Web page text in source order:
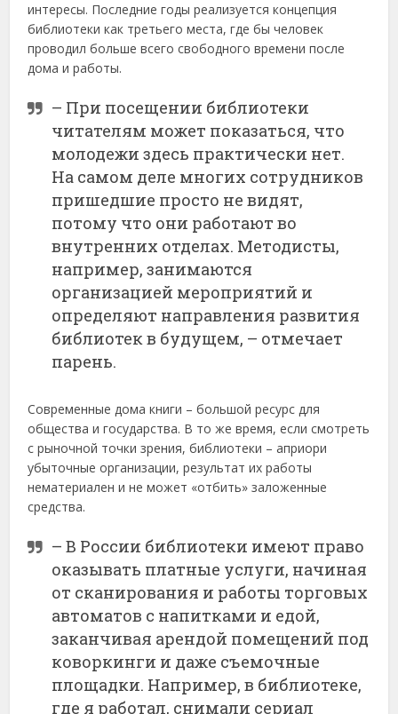
интересы. Последние годы реализуется концепция
библиотеки как третьего места, где бы человек
проводил больше всего свободного времени после
дома и работы.
– При посещении библиотеки
читателям может показаться, что
молодежи здесь практически нет.
На самом деле многих сотрудников
пришедшие просто не видят,
потому что они работают во
внутренних отделах. Методисты,
например, занимаются
организацией мероприятий и
определяют направления развития
библиотек в будущем, – отмечает
парень.
Современные дома книги – большой ресурс для
общества и государства. В то же время, если смотреть
с рыночной точки зрения, библиотеки – априори
убыточные организации, результат их работы
нематериален и не может «отбить» заложенные
средства.
– В России библиотеки имеют право
оказывать платные услуги, начиная
от сканирования и работы торговых
автоматов с напитками и едой,
заканчивая арендой помещений под
коворкинги и даже съемочные
площадки. Например, в библиотеке,
где я работал, снимали сериал